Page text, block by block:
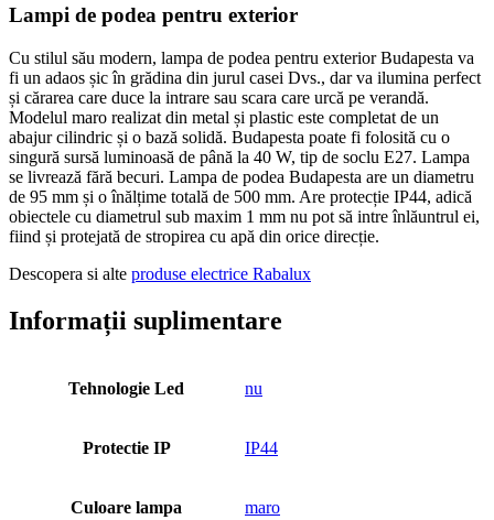
Lampi de podea pentru exterior
Cu stilul său modern, lampa de podea pentru exterior Budapesta va
fi un adaos șic în grădina din jurul casei Dvs., dar va ilumina perfect
și cărarea care duce la intrare sau scara care urcă pe verandă.
Modelul maro realizat din metal și plastic este completat de un
abajur cilindric și o bază solidă. Budapesta poate fi folosită cu o
singură sursă luminoasă de până la 40 W, tip de soclu E27. Lampa
se livrează fără becuri. Lampa de podea Budapesta are un diametru
de 95 mm și o înălțime totală de 500 mm. Are protecție IP44, adică
obiectele cu diametrul sub maxim 1 mm nu pot să intre înlăuntrul ei,
fiind și protejată de stropirea cu apă din orice direcție.
Descopera si alte produse electrice Rabalux
Informații suplimentare
Tehnologie Led nu
Protectie IP IP44
Culoare lampa maro